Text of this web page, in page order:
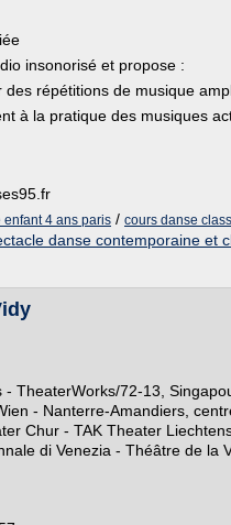
insonorisé et propose :
répétitions de musique
à la pratique des musiques
4 ans paris / cours danse
danse contemporaine et
TheaterWorks/72-13,
- Nanterre-Amandiers,
Chur - TAK Theater
di Venezia - Théâtre de la